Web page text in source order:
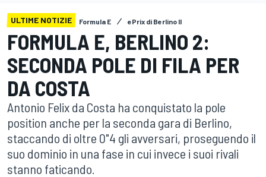
ULTIME NOTIZIE Formula E ePrix di Berlino II
FORMULA E, BERLINO 2:
SECONDA POLE DI FILA PER
DA COSTA
Antonio Felix da Costa ha conquistato la pole
position anche per la seconda gara di Berlino,
staccando di oltre 0"4 gli avversari, proseguendo il
suo dominio in una fase in cui invece i suoi rivali
stanno faticando.